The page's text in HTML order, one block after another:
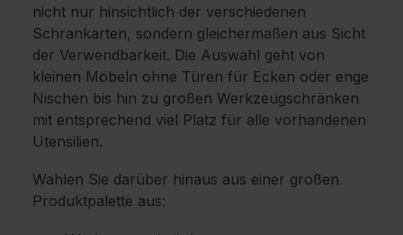
nicht nur hinsichtlich der verschiedenen
Schrankarten, sondern gleichermaßen aus Sicht
der Verwendbarkeit. Die Auswahl geht von
kleinen Möbeln ohne Türen für Ecken oder enge
Nischen bis hin zu großen Werkzeugschränken
mit entsprechend viel Platz für alle vorhandenen
Utensilien.
Wählen Sie darüber hinaus aus einer großen
Produktpalette aus: